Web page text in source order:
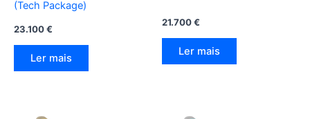
(Tech Package)
23.100€
Ler mais
21.700€
Ler mais